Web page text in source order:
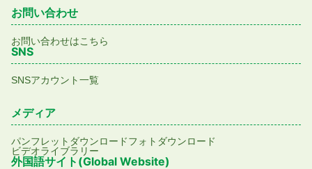
お問い合わせ
お問い合わせはこちら
SNS
SNSアカウント一覧
メディア
パンフレットダウンロードフォトダウンロード
ビデオライブラリー
外国語サイト(Global Website)